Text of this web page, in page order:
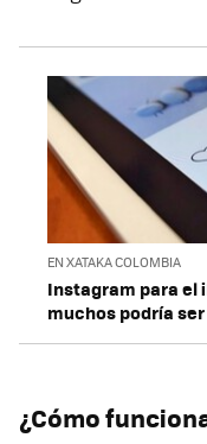
EN XATAKA COLOMBIA
Instagram para el
muchos podría
¿Cómo